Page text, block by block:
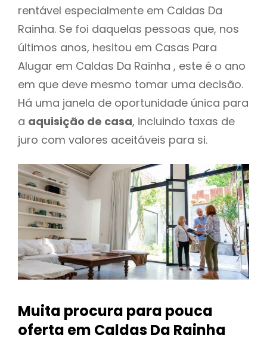
rentável especialmente em Caldas Da
Rainha. Se foi daquelas pessoas que, nos
últimos anos, hesitou em Casas Para
Alugar em Caldas Da Rainha , este é o ano
em que deve mesmo tomar uma decisão.
Há uma janela de oportunidade única para
a aquisição de casa, incluindo taxas de
juro com valores aceitáveis para si.
Muita procura para pouca
oferta em Caldas Da Rainha